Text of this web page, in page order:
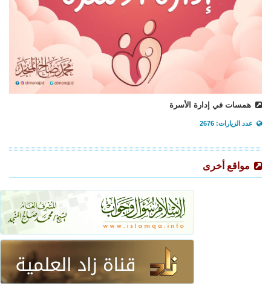
همسات في إدارة الأسرة
عدد الزيارات: 2676
مواقع أخرى